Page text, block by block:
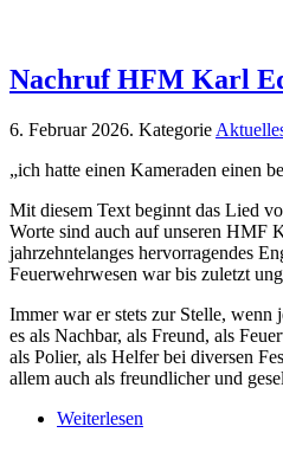
Nachruf HFM Karl
6. Februar 2026. Kategorie
„ich hatte einen Kameraden einen
Mit diesem Text beginnt das Lied
Worte sind auch auf unseren HMF
jahrzehntelanges hervorragendes
Feuerwehrwesen war bis zuletzt
Immer war er stets zur Stelle, wenn
es als Nachbar, als Freund, als
als Polier, als Helfer bei diversen
allem auch als freundlicher und
Weiterlesen